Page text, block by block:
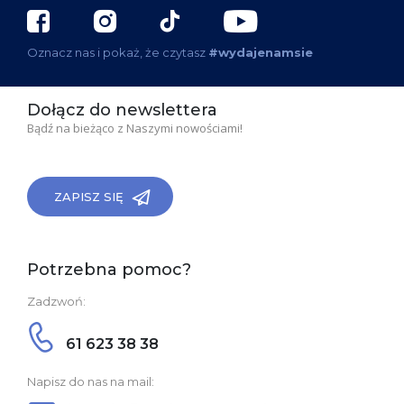
Oznacz nas i pokaż, że czytasz #wydajenamsie
Dołącz do newslettera
Bądź na bieżąco z Naszymi nowościami!
ZAPISZ SIĘ
Potrzebna pomoc?
Zadzwoń:
61 623 38 38
Napisz do nas na mail: